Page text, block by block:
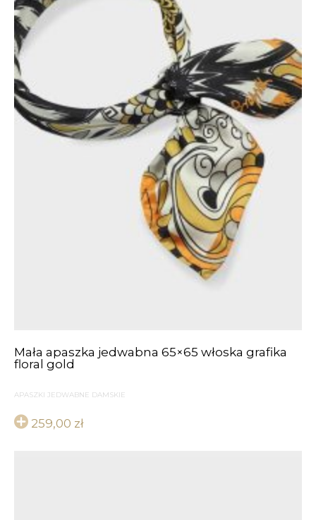
Mała apaszka jedwabna 65×65 włoska grafika
floral gold
APASZKI JEDWABNE DAMSKIE
259,00 zł